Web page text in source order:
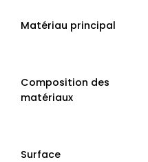
Matériau principal
Composition des
matériaux
Surface